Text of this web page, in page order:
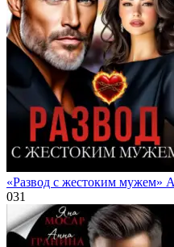
«Развод с жестоким мужем»
031